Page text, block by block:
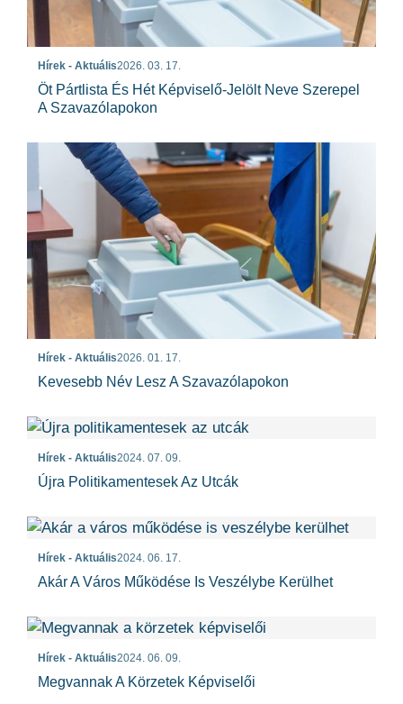
Hírek - Aktuális2026. 03. 17.
Öt Pártlista És Hét Képviselő-Jelölt Neve Szerepel
A Szavazólapokon
Hírek - Aktuális2026. 01. 17.
Kevesebb Név Lesz A Szavazólapokon
Hírek - Aktuális2024. 07. 09.
Újra Politikamentesek Az Utcák
Hírek - Aktuális2024. 06. 17.
Akár A Város Működése Is Veszélybe Kerülhet
Hírek - Aktuális2024. 06. 09.
Megvannak A Körzetek Képviselői